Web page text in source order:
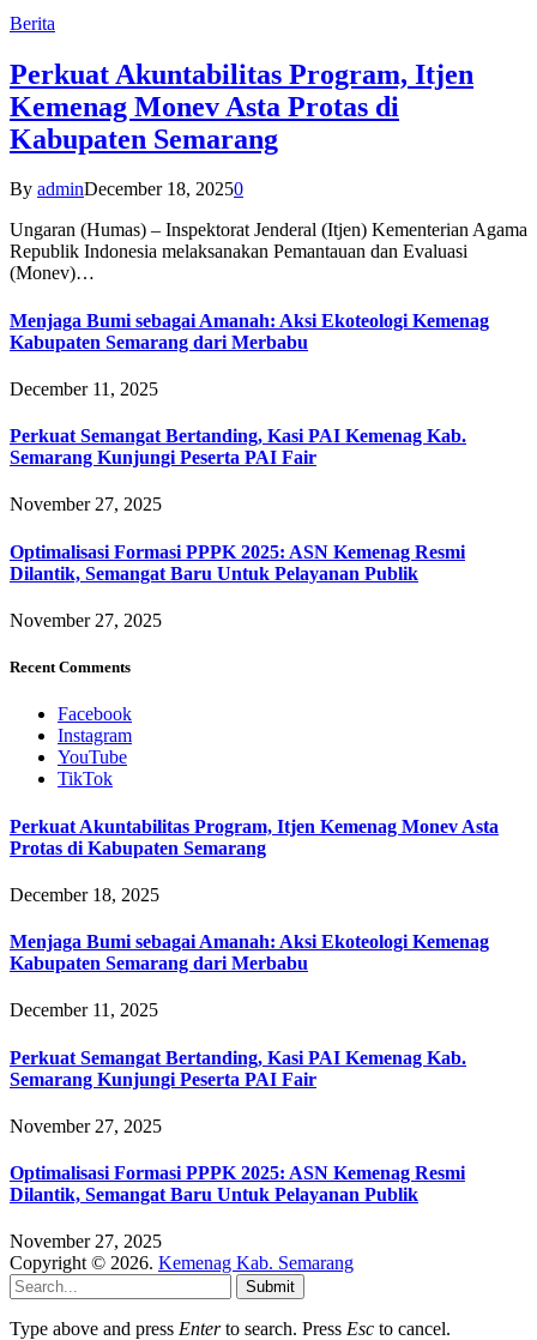
Berita
Perkuat Akuntabilitas Program, Itjen
Kemenag Monev Asta Protas di
Kabupaten Semarang
By adminDecember 18, 20250
Ungaran (Humas) – Inspektorat Jenderal (Itjen) Kementerian Agama
Republik Indonesia melaksanakan Pemantauan dan Evaluasi
(Monev)…
Menjaga Bumi sebagai Amanah: Aksi Ekoteologi Kemenag
Kabupaten Semarang dari Merbabu
December 11, 2025
Perkuat Semangat Bertanding, Kasi PAI Kemenag Kab.
Semarang Kunjungi Peserta PAI Fair
November 27, 2025
Optimalisasi Formasi PPPK 2025: ASN Kemenag Resmi
Dilantik, Semangat Baru Untuk Pelayanan Publik
November 27, 2025
Recent Comments
Facebook
Instagram
YouTube
TikTok
Perkuat Akuntabilitas Program, Itjen Kemenag Monev Asta
Protas di Kabupaten Semarang
December 18, 2025
Menjaga Bumi sebagai Amanah: Aksi Ekoteologi Kemenag
Kabupaten Semarang dari Merbabu
December 11, 2025
Perkuat Semangat Bertanding, Kasi PAI Kemenag Kab.
Semarang Kunjungi Peserta PAI Fair
November 27, 2025
Optimalisasi Formasi PPPK 2025: ASN Kemenag Resmi
Dilantik, Semangat Baru Untuk Pelayanan Publik
November 27, 2025
Copyright © 2026. Kemenag Kab. Semarang
Submit
Type above and press Enterto search. Press Esc to cancel.